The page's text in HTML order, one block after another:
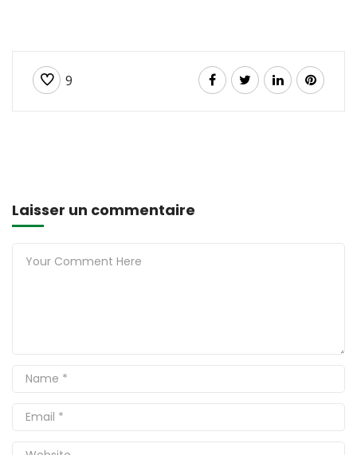
9
Laisser un commentaire